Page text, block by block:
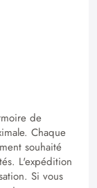
de
Chaque
souhaité
L'expédition
Si vous